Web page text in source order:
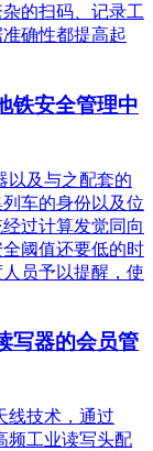
的扫码、记录工
确性都提高起
铁安全管理中
以及与之配套的
车的身份以及位
过计算发觉同向
阈值还要低的时
员予以提醒，使
写器的会员管
线技术，通过
频工业读写头配